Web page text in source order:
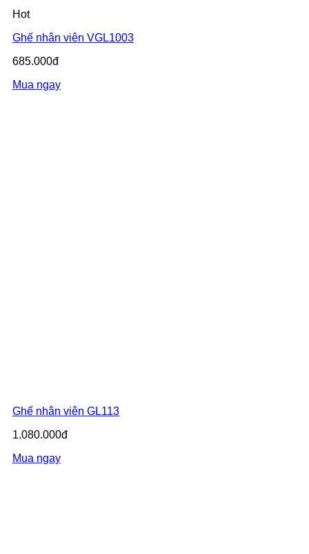
Hot
Ghế nhân viên VGL1003
685.000đ
Mua ngay
Ghế nhân viên GL113
1.080.000đ
Mua ngay